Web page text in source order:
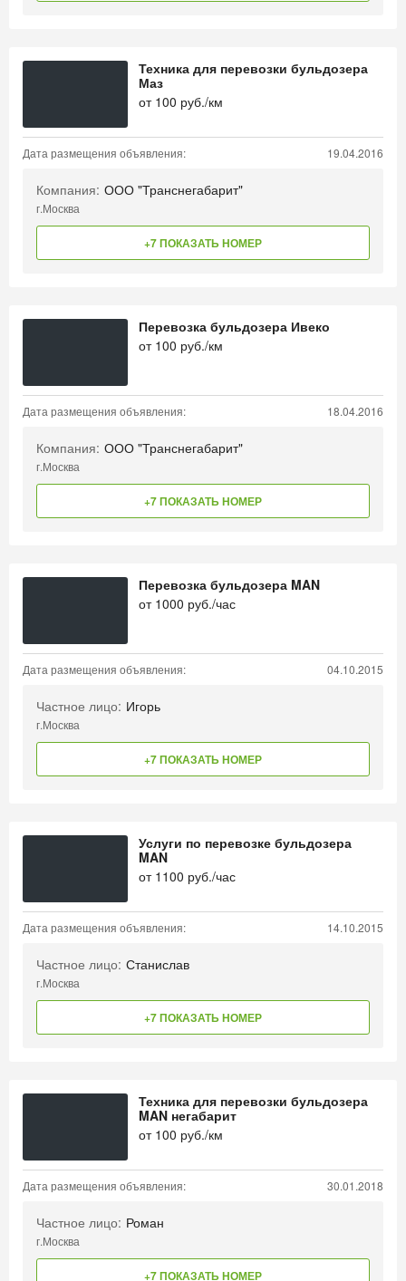
Техника для перевозки бульдозера
Маз
от 100 руб./км
Дата размещения объявления: 19.04.2016
Компания: ООО "Транснегабарит"
г.Москва
+7 ПОКАЗАТЬ НОМЕР
Перевозка бульдозера Ивеко
от 100 руб./км
Дата размещения объявления: 18.04.2016
Компания: ООО "Транснегабарит"
г.Москва
+7 ПОКАЗАТЬ НОМЕР
Перевозка бульдозера MAN
от 1000 руб./час
Дата размещения объявления: 04.10.2015
Частное лицо: Игорь
г.Москва
+7 ПОКАЗАТЬ НОМЕР
Услуги по перевозке бульдозера
MAN
от 1100 руб./час
Дата размещения объявления: 14.10.2015
Частное лицо: Станислав
г.Москва
+7 ПОКАЗАТЬ НОМЕР
Техника для перевозки бульдозера
MAN негабарит
от 100 руб./км
Дата размещения объявления: 30.01.2018
Частное лицо: Роман
г.Москва
+7 ПОКАЗАТЬ НОМЕР